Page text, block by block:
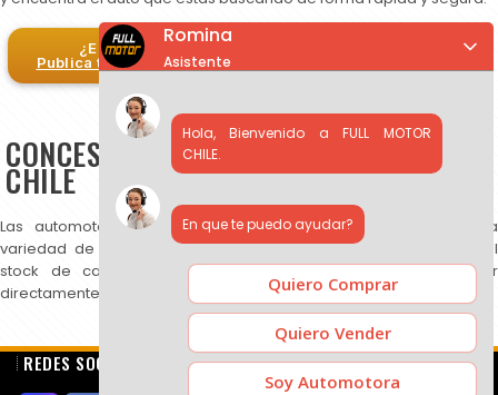
¿Eres automotora?
Publica tus autos en FullMotor
CONCESIONARIOS DE AUTOS USADOS EN
CHILE
Las automotoras publicadas en FullMotor ofrecen una amplia
variedad de autos usados, SUV y camionetas. Puedes revisar el
stock de cada concesionario, comparar precios y contactar
directamente para más información.
REDES SOCIALES
Romina
Asistente
Hola, Bienvenido a FULL MOTOR
CHILE.
En que te puedo ayudar?
Quiero Comprar
Quiero Vender
Soy Automotora